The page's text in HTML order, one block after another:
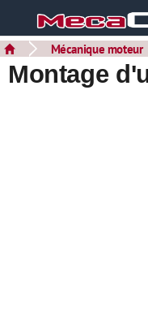
Mécanique moteur
Montage